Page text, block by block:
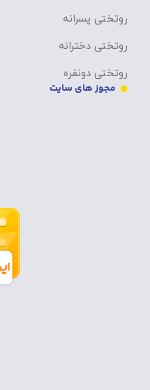
روتختی پسرانه
روتختی دخترانه
روتختی دونفره
مجوز های سایت